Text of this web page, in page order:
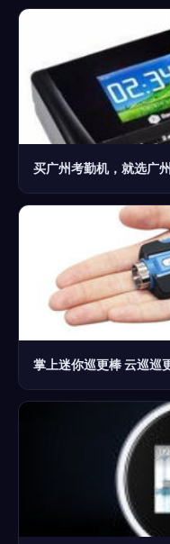
掌上迷你巡更棒 云巡巡